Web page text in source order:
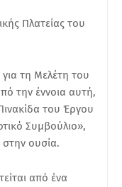
Πλατείας του
τη Μελέτη του
την έννοια αυτή,
του Έργου
Συμβούλιο»,
ουσία.
από ένα